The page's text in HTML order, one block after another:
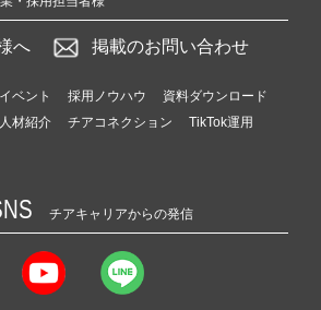
へ 掲載のお問い合わせ
ベント 採用ノウハウ
資料ダウンロード
人材紹介 チアコネクション
TikTok運用
チアキャリアからの発信